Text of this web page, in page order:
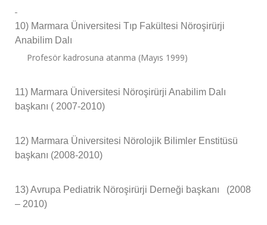
10) Marmara Üniversitesi Tıp Fakültesi Nöroşirürji
Anabilim Dalı
Profesör kadrosuna atanma (Mayıs 1999)
11) Marmara Üniversitesi Nöroşirürji Anabilim Dalı
başkanı ( 2007-2010)
12) Marmara Üniversitesi Nörolojik Bilimler Enstitüsü
başkanı (2008-2010)
13)Avrupa Pediatrik Nöroşirürji Derneği başkanı (2008
– 2010)